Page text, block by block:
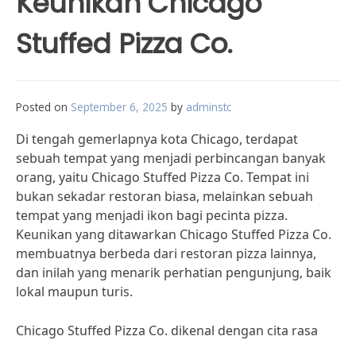
Stuffed Pizza Co.
Posted on September 6, 2025 by adminstc
Di tengah gemerlapnya kota Chicago, terdapat
sebuah tempat yang menjadi perbincangan banyak
orang, yaitu Chicago Stuffed Pizza Co. Tempat ini
bukan sekadar restoran biasa, melainkan sebuah
tempat yang menjadi ikon bagi pecinta pizza.
Keunikan yang ditawarkan Chicago Stuffed Pizza Co.
membuatnya berbeda dari restoran pizza lainnya,
dan inilah yang menarik perhatian pengunjung, baik
lokal maupun turis.
Chicago Stuffed Pizza Co. dikenal dengan cita rasa